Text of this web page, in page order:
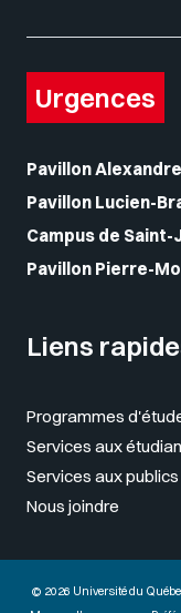
Urgences
Pavillon
Pavillon Lucien-
Campus de
Pavillon Pierre-
Liens
Programmes
Services aux
Services aux publics
Nous joindre
© 2026 Université du